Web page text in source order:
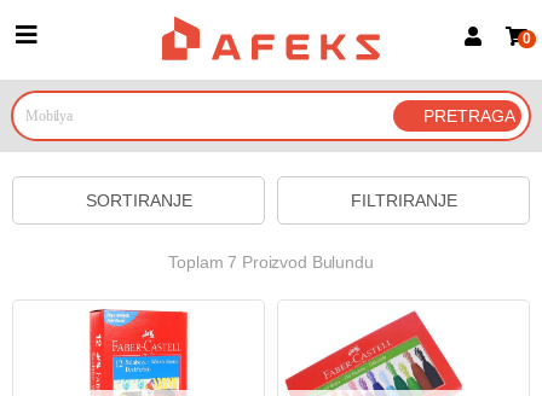
Prijava za članove
Prijavite se Google nalogom
0
FILTRIRANJE
SORTIRANJE
Toplam 7 Proizvod Bulundu